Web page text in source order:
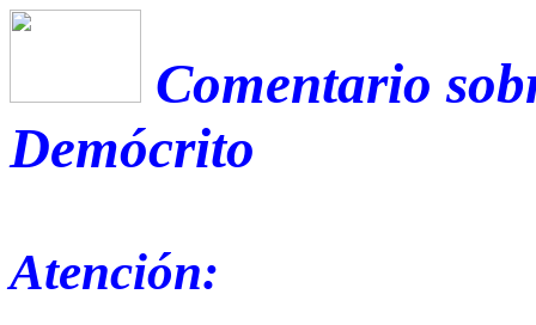
Comentario
Demócrito
Atención: